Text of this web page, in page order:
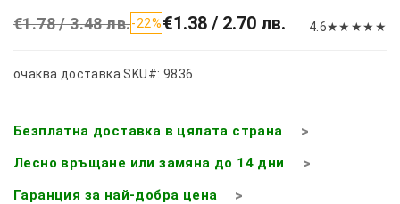
€1.78 / 3.48 лв.-22%€1.38 / 2.70 лв. 4.6★★ ★★ ★
очаква доставка SKU#: 9836
Безплатна доставка в цялата страна
Лесно връщане или замяна до 14 дни
Гаранция за най-добра цена